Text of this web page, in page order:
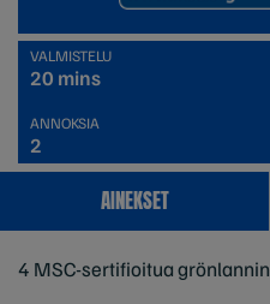
VALMISTELU
20 mins
ANNOKSIA
2
AINEKSET
4 MSC-sertifioitua